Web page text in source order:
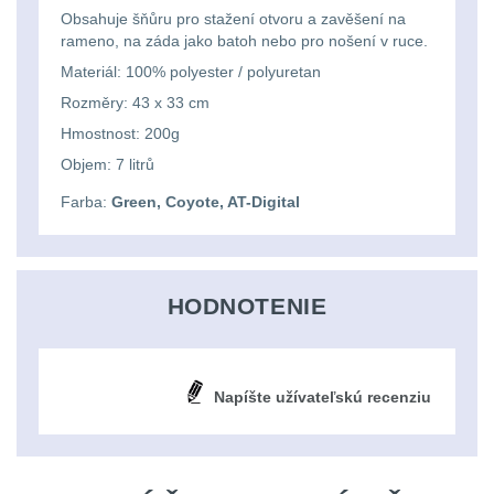
Svítilny
pro
AA/AAA/14500
Ion
baterie
baterie
Univerzalní
tašky
Přepravne
Kapsy
střední
vzdálenost
Monokuláry
Príslušenstvo
pre
Čelové svetlá - čelovky3
Taktické svietidlá10
Lucerny a kempingové
lampy1
Potápačské svetlá
Kapesní svítilny4
Vyhledávací svítilny
Lovecké svítilny1
Nabíjacie baterky
Obsahuje šňůru pro stažení otvoru a zavěšení na
rameno, na záda jako batoh nebo pro nošení v ruce.
Materiál: 100% polyester / polyuretan
Rozměry: 43 x 33 cm
Hmostnost: 200g
Objem: 7 litrů
Farba: Green, Coyote, AT-Digital
HODNOTENIE
Napíšte užívateľskú recenziu